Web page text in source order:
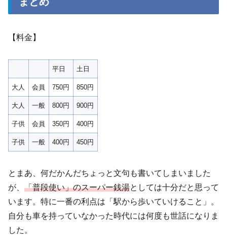
【料金】
平日 土日
大人 会員 750円 850円
大人 一般 800円 900円
子供 会員 350円 400円
子供 一般 400円 450円
とまあ、何だかんだちょっと文句も書いてしまいました
が、 「普段使い」のスーパー銭湯としては十分だと思って
います。特に一番の利点は「駅から歩いていけること」。
自分も車を持っていなかった時代には何度も世話になりま
した。